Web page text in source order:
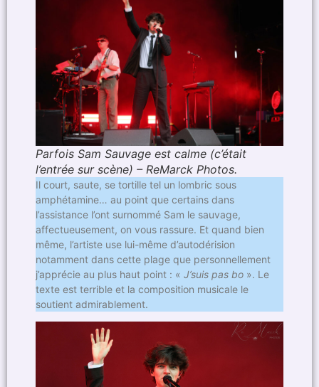
Parfois Sam Sauvage est calme (c’était
l’entrée sur scène) – ReMarck Photos.
Il court, saute, se tortille tel un lombric sous
amphétamine… au point que certains dans
l’assistance l’ont surnommé Sam le sauvage,
affectueusement, on vous rassure. Et quand bien
même, l’artiste use lui-même d’autodérision
notamment dans cette plage que personnellement
j’apprécie au plus haut point : « J’suis pas bo ». Le
texte est terrible et la composition musicale le
soutient admirablement.